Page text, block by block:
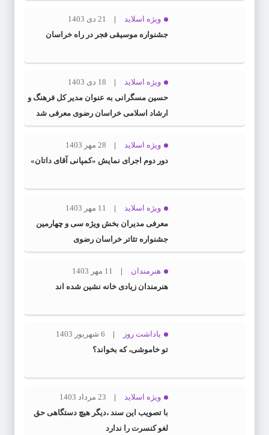
ویژه اسلاید
21 دی 1403
جشنواره موسیقی فجر در راه خراسان
ویژه اسلاید
18 دی 1403
حسین مسگرانی به عنوان مدیر کل فرهنگ و
ارشاد اسلامی خراسان رضوی معرفی شد
ویژه اسلاید
28 مهر 1403
دور دوم اجرای نمایش «کمپانی آقای داتان»
ویژه اسلاید
11 مهر 1403
معرفی مدیران بخش ویژه سی و چهارمین
جشنواره تئاتر خراسان رضوی
هنرمندان
11 مهر 1403
هنرمندان زیادی خانه نشین شده اند
یاداشت روز
6 شهریور 1403
تو خاموشی، که بخواند؟
ویژه اسلاید
23 مرداد 1403
با تصویب این سند ،دیگر هیچ دستگاهی حق
لغو کنسرت را ندارد